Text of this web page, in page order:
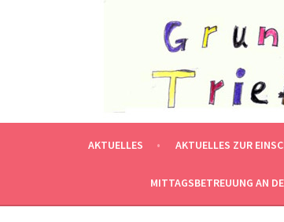
DASS SIE UNS GEFUNDEN HABEN!
AKTUELLES AKTUELLES ZUR
MITTAGSBETREUUNG AN